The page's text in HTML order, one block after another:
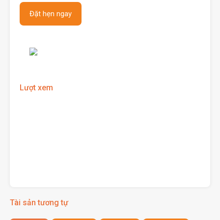
Lượt xem
Tài sản tương tự